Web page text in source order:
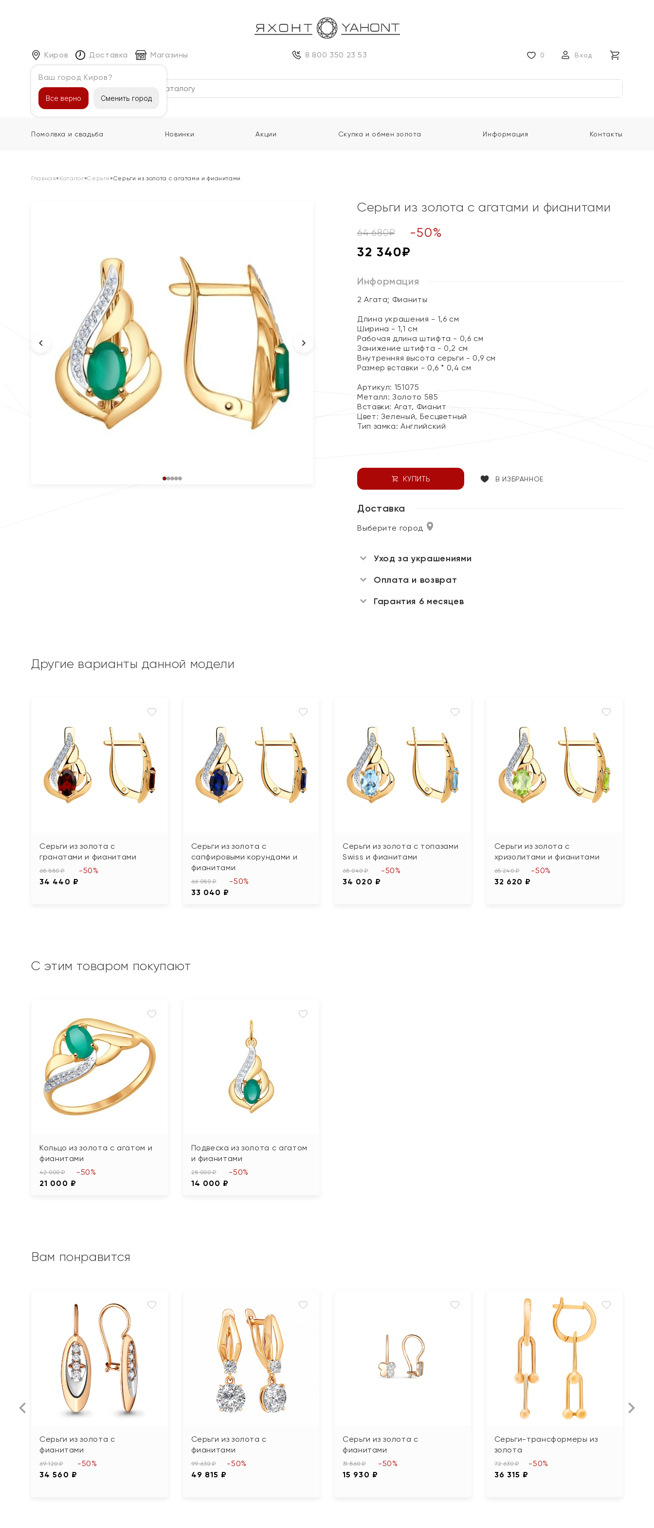
Киров
Ваш город Киров?
Все верно Сменить город
Доставка Магазины 8 800 350 23 53 0 Вход
Каталог
Помолвка и свадьба Новинки Акции Скупка и обмен золота Информация Контакты
Главная» Каталог»Серьги »Серьги из золота с агатами и фианитами
Серьги из золота с агатами и фианитами
64 680₽ -50%
32 340₽
Информация
2 Агата; Фианиты
Длина украшения - 1,6 см
Ширина - 1,1 см
Рабочая длина штифта - 0,6 см
Занижение штифта - 0,2 см
Внутренняя высота серьги - 0,9 см
Размер вставки - 0,6 * 0,4 см
Артикул: 151075
Металл:Золото 585
Вставки: Агат, Фианит
Цвет: Зеленый, Бесцветный
Тип замка:Английский
КУПИТЬ В ИЗБРАННОЕ
Доставка
Выберите город
Уход за украшениями
Оплата и возврат
Гарантия 6 месяцев
Другие варианты данной модели
Серьги из золота с
гранатами и фианитами
68 880 ₽
34 440 ₽
-50%
Серьги из золота с
сапфировыми корундами и
фианитами
66 080 ₽
33 040 ₽
-50%
Серьги из золота с топазами
Swiss и фианитами
68 040 ₽
34 020 ₽
-50%
Серьги из золота с
хризолитами и фианитами
65 240 ₽
32 620 ₽
-50%
С этим товаром покупают
Кольцо из золота с агатом и
фианитами
42 000 ₽
21 000 ₽
-50%
Подвеска из золота с агатом
и фианитами
28 000 ₽
14 000 ₽
-50%
Вам понравится
Серьги из золота с
фианитами
69 120 ₽
34 560 ₽
-50%
Серьги из золота с
фианитами
99 630 ₽
49 815 ₽
-50%
Серьги из золота с
фианитами
31 860 ₽
15 930 ₽
-50%
Серьги-трансформеры из
золота
72 630 ₽
36 315 ₽
-50%